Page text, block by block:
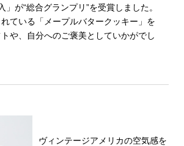
」が“総合グランプリ”を受賞しました。
ている「メープルバタークッキー」を
や、自分へのご褒美としていかがでし
ヴィンテージアメリカの空気感を